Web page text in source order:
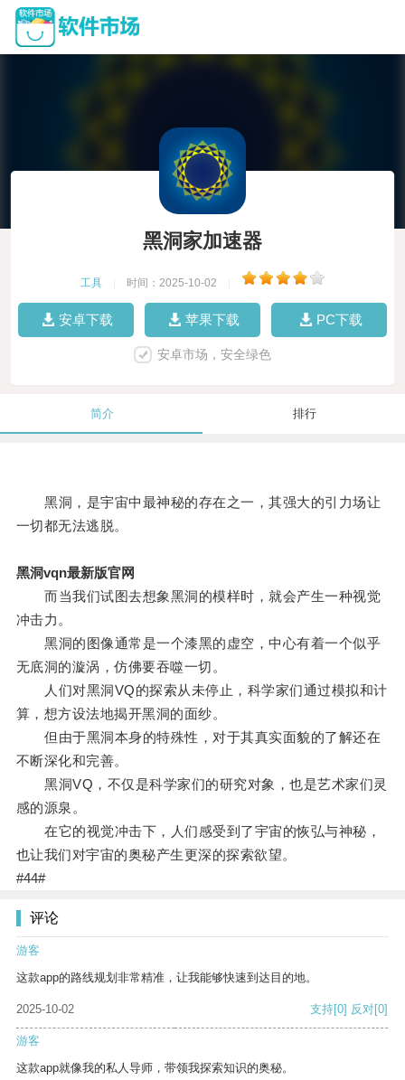
黑洞家加速器
工具 时间：2025-10-02
安卓下载 苹果下载 PC下载
安卓市场，安全绿色
简介 排行
黑洞，是宇宙中最神秘的存在之一，其强大的引力场让
一切都无法逃脱。
黑洞vqn最新版官网
而当我们试图去想象黑洞的模样时，就会产生一种视觉
冲击力。
黑洞的图像通常是一个漆黑的虚空，中心有着一个似乎
无底洞的漩涡，仿佛要吞噬一切。
人们对黑洞VQ的探索从未停止，科学家们通过模拟和计
算，想方设法地揭开黑洞的面纱。
但由于黑洞本身的特殊性，对于其真实面貌的了解还在
不断深化和完善。
黑洞VQ，不仅是科学家们的研究对象，也是艺术家们灵
感的源泉。
在它的视觉冲击下，人们感受到了宇宙的恢弘与神秘，
也让我们对宇宙的奥秘产生更深的探索欲望。
#44#
评论
游客
这款app的路线规划非常精准，让我能够快速到达目的地。
2025-10-02 支持[0] 反对[0]
游客
这款app就像我的私人导师，带领我探索知识的奥秘。